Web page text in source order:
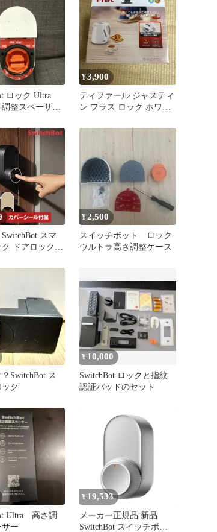
ロック Ultra
整スペーサー
¥3,900
ティファール ジャスティ
ン プラス ロック ホワイ
SwitchBot スマ
ドアロック
¥2,500
スイッチボット ロック
ウルトラ高さ調整ケース
SwitchBot ス
ク
¥ 10,000
SwitchBot ロックと指紋
認証パッドのセット
Ultra 高さ調
ー
¥ 19,533
メーカー正規品 新品
SwitchBot スイッチボッ